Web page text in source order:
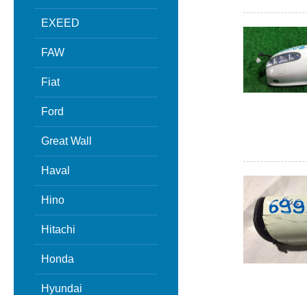
EXEED
FAW
Fiat
Ford
Great Wall
Haval
Hino
Hitachi
Honda
Hyundai